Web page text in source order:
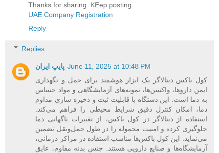
Thanks for sharing. KEep posting.
UAE Company Registration
Reply
Replies
پایپ ایران June 11, 2025 at 10:48 PM
کول باکس دیتالاگر یک ابزار هوشمند برای حمل و نگهداری
ایمن داروها، واکسن‌ها، نمونه‌های آزمایشگاهی و مواد حساس
به دما است. این دستگاه با قابلیت ثبت و ذخیره‌ سازی مداوم
دما، امکان کنترل دقیق شرایط محیطی را فراهم می‌کند.
استفاده از دیتالاگر در کول باکس، از تغییرات ناگهانی دما
جلوگیری کرده و امنیت محموله را در طول حمل‌ونقل تضمین
می‌نماید. این کول باکس‌ها مناسب استفاده در مراکز درمانی،
آزمایشگاه‌ها و صنایع دارویی هستند. جنس بدنه مقاوم، عایق